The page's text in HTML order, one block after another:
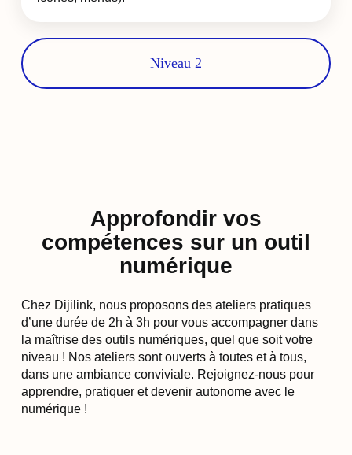
Niveau 2
Approfondir vos
compétences sur un outil
numérique
Chez Dijilink, nous proposons des ateliers pratiques
d’une durée de 2h à 3h pour vous accompagner dans
la maîtrise des outils numériques, quel que soit votre
niveau ! Nos ateliers sont ouverts à toutes et à tous,
dans une ambiance conviviale. Rejoignez-nous pour
apprendre, pratiquer et devenir autonome avec le
numérique !